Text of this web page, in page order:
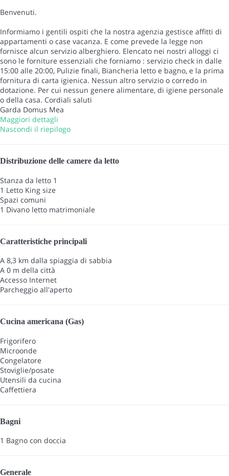
Benvenuti.
Informiamo i gentili ospiti che la nostra agenzia gestisce affitti di
appartamenti o case vacanza. E come prevede la legge non
fornisce alcun servizio alberghiero. Elencato nei nostri alloggi ci
sono le forniture essenziali che forniamo : servizio check in dalle
15:00 alle 20:00, Pulizie finali, Biancheria letto e bagno, e la prima
fornitura di carta igienica. Nessun altro servizio o corredo in
dotazione. Per cui nessun genere alimentare, di igiene personale
o della casa. Cordiali saluti
Garda Domus Mea
Maggiori dettagli
Nascondi il riepilogo
Distribuzione delle camere da letto
Stanza da letto 1
1 Letto King size
Spazi comuni
1 Divano letto matrimoniale
Caratteristiche principali
A 8,3 km dalla spiaggia di sabbia
A 0 m della città
Accesso Internet
Parcheggio all'aperto
Cucina americana (Gas)
Frigorifero
Microonde
Congelatore
Stoviglie/posate
Utensili da cucina
Caffettiera
Bagni
1 Bagno con doccia
Generale